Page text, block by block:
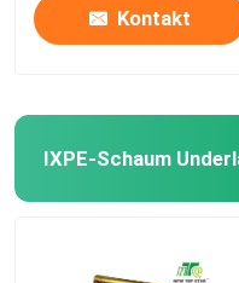
Kontakt
IXPE-Schaum